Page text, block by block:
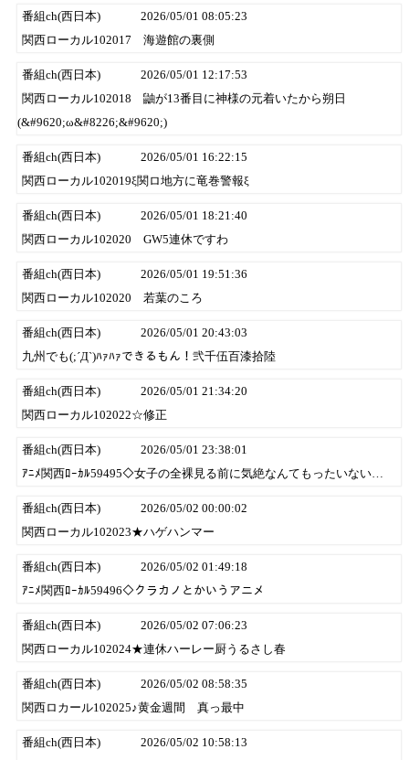
番組ch(西日本)
2026/05/01 08:05:23
関西ローカル102017 海遊館の裏側
番組ch(西日本)
2026/05/01 12:17:53
関西ローカル102018 鼬が13番目に神様の元着いたから朔日
(&#9620;ω&#8226;&#9620;)
番組ch(西日本)
2026/05/01 16:22:15
関西ローカル102019ξ関ロ地方に竜巻警報ξ
番組ch(西日本)
2026/05/01 18:21:40
関西ローカル102020 GW5連休ですわ
番組ch(西日本)
2026/05/01 19:51:36
関西ローカル102020 若葉のころ
番組ch(西日本)
2026/05/01 20:43:03
九州でも(;´Д`)ﾊｧﾊｧできるもん！弐千伍百漆拾陸
番組ch(西日本)
2026/05/01 21:34:20
関西ローカル102022☆修正
番組ch(西日本)
2026/05/01 23:38:01
ｱﾆﾒ関西ﾛｰｶﾙ59495◇女子の全裸見る前に気絶なんてもったいない…
番組ch(西日本)
2026/05/02 00:00:02
関西ローカル102023★ハゲハンマー
番組ch(西日本)
2026/05/02 01:49:18
ｱﾆﾒ関西ﾛｰｶﾙ59496◇クラカノとかいうアニメ
番組ch(西日本)
2026/05/02 07:06:23
関西ローカル102024★連休ハーレー厨うるさし春
番組ch(西日本)
2026/05/02 08:58:35
関西ロカール102025♪黄金週間 真っ最中
番組ch(西日本)
2026/05/02 10:58:13